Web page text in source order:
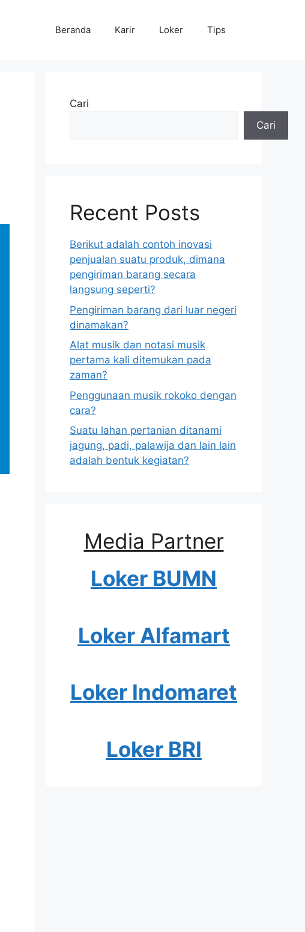
Beranda Karir Loker Tips
Cari
Cari
Recent Posts
Berikut adalah contoh inovasi
penjualan suatu produk, dimana
pengiriman barang secara
langsung seperti?
Pengiriman barang dari luar negeri
dinamakan?
Alat musik dan notasi musik
pertama kali ditemukan pada
zaman?
Penggunaan musik rokoko dengan
cara?
Suatu lahan pertanian ditanami
jagung, padi, palawija dan lain lain
adalah bentuk kegiatan?
Media Partner
Loker BUMN
Loker Alfamart
Loker Indomaret
Loker BRI